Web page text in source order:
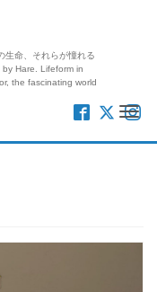
命、それらが憧れる
Hare. Lifeform in
the fascinating world